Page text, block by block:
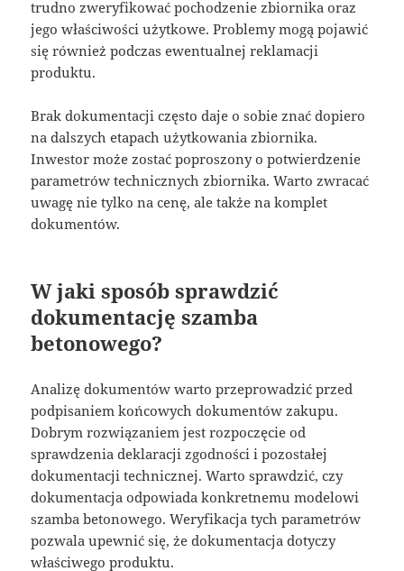
trudno zweryfikować pochodzenie zbiornika oraz
jego właściwości użytkowe. Problemy mogą pojawić
się również podczas ewentualnej reklamacji
produktu.
Brak dokumentacji często daje o sobie znać dopiero
na dalszych etapach użytkowania zbiornika.
Inwestor może zostać poproszony o potwierdzenie
parametrów technicznych zbiornika. Warto zwracać
uwagę nie tylko na cenę, ale także na komplet
dokumentów.
W jaki sposób sprawdzić
dokumentację szamba
betonowego?
Analizę dokumentów warto przeprowadzić przed
podpisaniem końcowych dokumentów zakupu.
Dobrym rozwiązaniem jest rozpoczęcie od
sprawdzenia deklaracji zgodności i pozostałej
dokumentacji technicznej. Warto sprawdzić, czy
dokumentacja odpowiada konkretnemu modelowi
szamba betonowego. Weryfikacja tych parametrów
pozwala upewnić się, że dokumentacja dotyczy
właściwego produktu.